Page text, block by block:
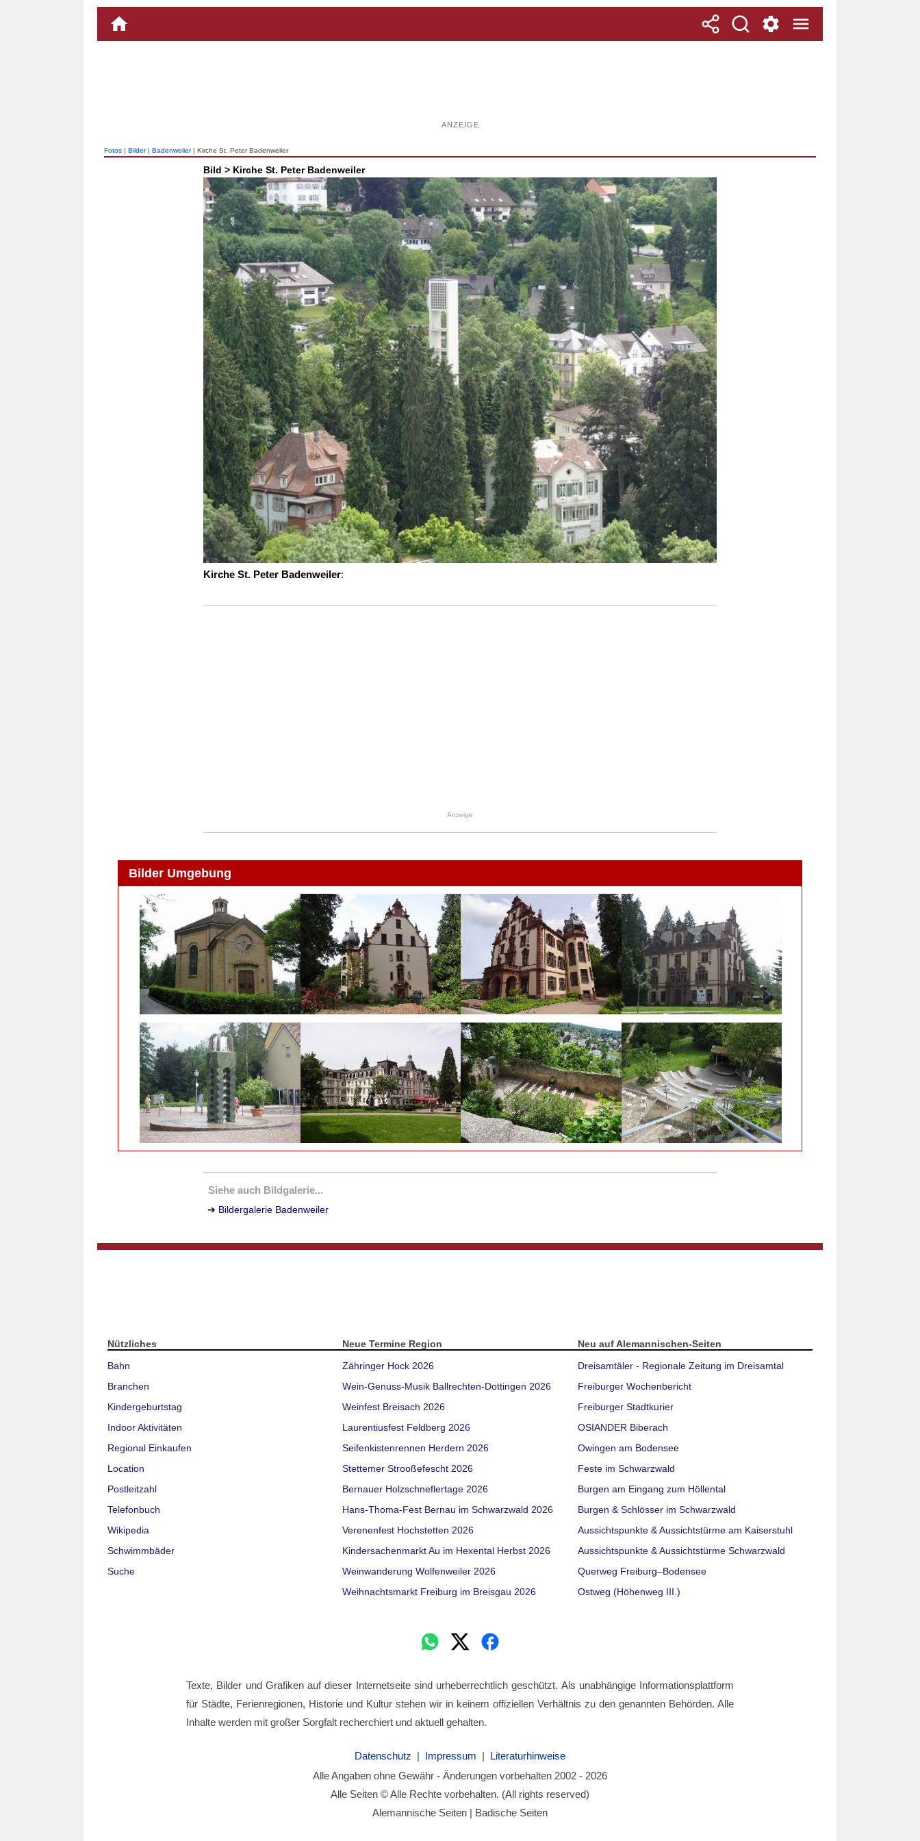
ANZEIGE
Fotos | Bilder| Badenweiler| Kirche St. Peter Badenweiler
Bild > Kirche St. Peter Badenweiler
Kirche St. Peter Badenweiler:
Anzeige
Bilder Umgebung
Siehe auch Bildgalerie...
➔ Bildergalerie Badenweiler
Nützliches
Bahn
Branchen
Kindergeburtstag
Indoor Aktivitäten
Regional Einkaufen
Location
Postleitzahl
Telefonbuch
Wikipedia
Schwimmbäder
Suche
Neue Termine Region
Zähringer Hock 2026
Wein-Genuss-Musik Ballrechten-Dottingen 2026
Weinfest Breisach 2026
Laurentiusfest Feldberg 2026
Seifenkistenrennen Herdern 2026
Stettemer Strooßefescht 2026
Bernauer Holzschneflertage 2026
Hans-Thoma-Fest Bernau im Schwarzwald 2026
Verenenfest Hochstetten 2026
Kindersachenmarkt Au im Hexental Herbst 2026
Weinwanderung Wolfenweiler 2026
Weihnachtsmarkt Freiburg im Breisgau 2026
Neu auf Alemannischen-Seiten
Dreisamtäler - Regionale Zeitung im Dreisamtal
Freiburger Wochenbericht
Freiburger Stadtkurier
OSIANDER Biberach
Owingen am Bodensee
Feste im Schwarzwald
Burgen am Eingang zum Höllental
Burgen & Schlösser im Schwarzwald
Aussichtspunkte & Aussichtstürme am Kaiserstuhl
Aussichtspunkte & Aussichtstürme Schwarzwald
Querweg Freiburg–Bodensee
Ostweg (Höhenweg III.)
Texte, Bilder und Grafiken auf dieser Internetseite sind urheberrechtlich geschützt. Als unabhängige Informationsplattform
für Städte, Ferienregionen, Historie und Kultur stehen wir in keinem offiziellen Verhältnis zu den genannten Behörden. Alle
Inhalte werden mit großer Sorgfalt recherchiert und aktuell gehalten.
Datenschutz | Impressum | Literaturhinweise
Alle Angaben ohne Gewähr - Änderungen vorbehalten 2002 - 2026
Alle Seiten © Alle Rechte vorbehalten. (All rights reserved)
Alemannische Seiten | Badische Seiten